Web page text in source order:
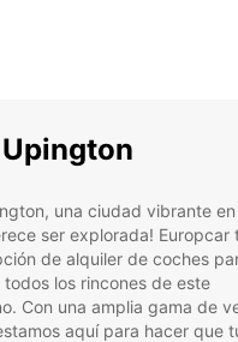
una ciudad vibrante en
ser explorada! Europcar
de alquiler de coches
los rincones de este
Con una amplia gama de
aquí para hacer que